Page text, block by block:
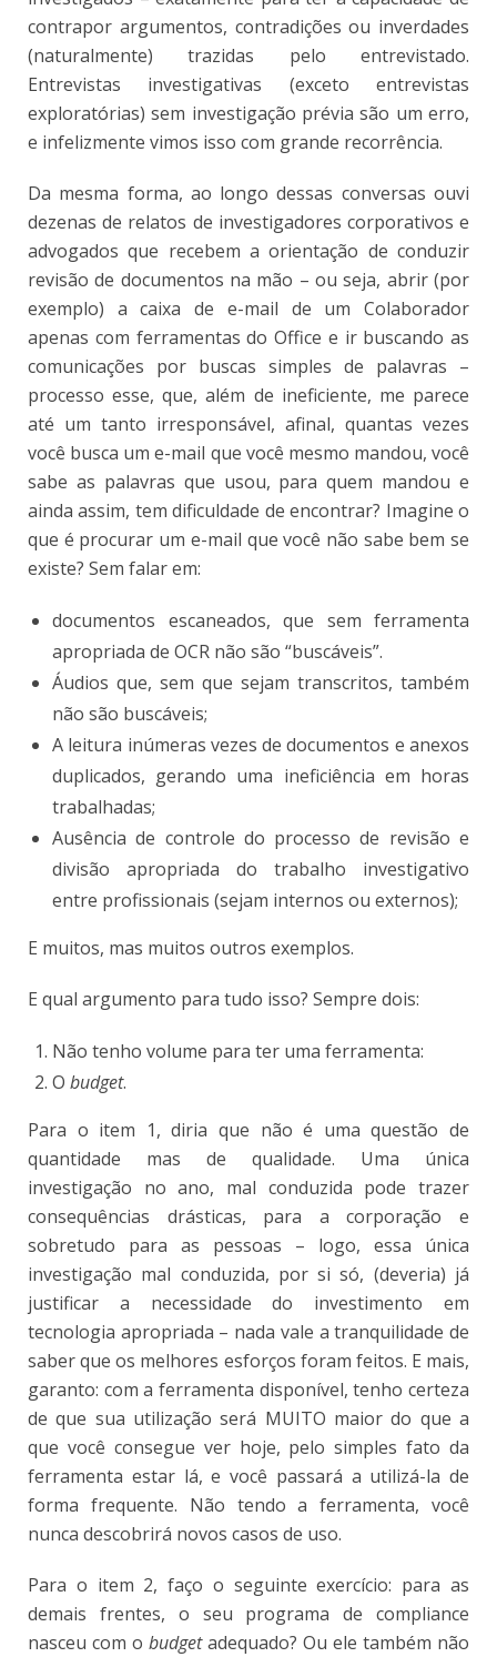
contrapor argumentos, contradições ou inverdades
(naturalmente) trazidas pelo entrevistado.
Entrevistas investigativas (exceto entrevistas
exploratórias) sem investigação prévia são um erro,
e infelizmente vimos isso com grande recorrência.
Da mesma forma, ao longo dessas conversas ouvi
dezenas de relatos de investigadores corporativos e
advogados que recebem a orientação de conduzir
revisão de documentos na mão – ou seja, abrir (por
exemplo) a caixa de e-mail de um Colaborador
apenas com ferramentas do Office e ir buscando as
comunicações por buscas simples de palavras –
processo esse, que, além de ineficiente, me parece
até um tanto irresponsável, afinal, quantas vezes
você busca um e-mail que você mesmo mandou, você
sabe as palavras que usou, para quem mandou e
ainda assim, tem dificuldade de encontrar? Imagine o
que é procurar um e-mail que você não sabe bem se
existe? Sem falar em:
documentos escaneados, que sem ferramenta
apropriada de OCR não são “buscáveis”.
Áudios que, sem que sejam transcritos, também
não são buscáveis;
A leitura inúmeras vezes de documentos e anexos
duplicados, gerando uma ineficiência em horas
trabalhadas;
Ausência de controle do processo de revisão e
divisão apropriada do trabalho investigativo
entre profissionais (sejam internos ou externos);
E muitos, mas muitos outros exemplos.
E qual argumento para tudo isso? Sempre dois:
Não tenho volume para ter uma ferramenta:
O budget.
Para o item 1, diria que não é uma questão de
quantidade mas de qualidade. Uma única
investigação no ano, mal conduzida pode trazer
consequências drásticas, para a corporação e
sobretudo para as pessoas – logo, essa única
investigação mal conduzida, por si só, (deveria) já
justificar a necessidade do investimento em
tecnologia apropriada – nada vale a tranquilidade de
saber que os melhores esforços foram feitos. E mais,
garanto: com a ferramenta disponível, tenho certeza
de que sua utilização será MUITO maior do que a
que você consegue ver hoje, pelo simples fato da
ferramenta estar lá, e você passará a utilizá-la de
forma frequente. Não tendo a ferramenta, você
nunca descobrirá novos casos de uso.
Para o item 2, faço o seguinte exercício: para as
demais frentes, o seu programa de compliance
nasceu com o budgetadequado? Ou ele também não